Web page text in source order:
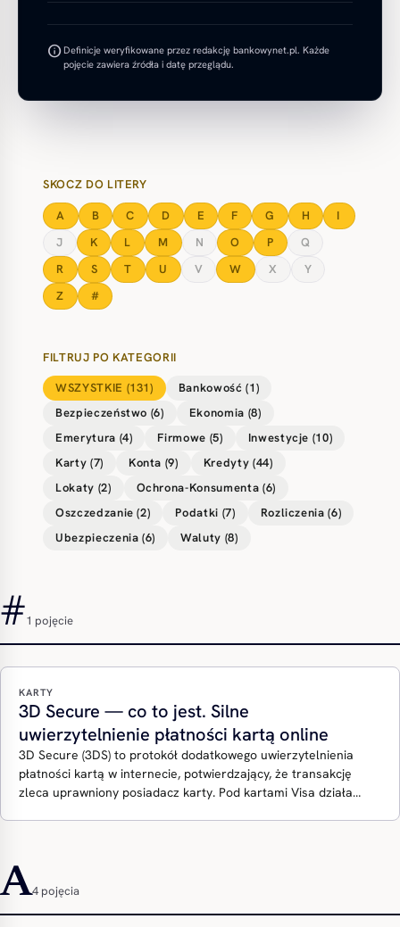
infoDefinicje weryfikowane przez redakcję bankowynet.pl. Każde
pojęcie zawiera źródła i datę przeglądu.
SKOCZ DO LITERY
A B C D E F G H
I
J
K L M N O P
Q
R
S T U V W X
Y
Z
#
FILTRUJ PO KATEGORII
WSZYSTKIE (131)
Bankowość (1)
Bezpieczeństwo (6)
Ekonomia (8)
Emerytura (4)
Firmowe (5)
Inwestycje (10)
Karty (7)
Konta (9)
Kredyty (44)
Lokaty (2)
Ochrona-Konsumenta (6)
Oszczedzanie (2)
Podatki (7)
Rozliczenia (6)
Ubezpieczenia (6)
Waluty (8)
#1 pojęcie
KARTY
3D Secure — co to jest. Silne
uwierzytelnienie płatności kartą online
3D Secure (3DS) to protokół dodatkowego uwierzytelnienia
płatności kartą w internecie, potwierdzający, że transakcję
zleca uprawniony posiadacz karty. Pod kartami Visa działa…
A4 pojęcia